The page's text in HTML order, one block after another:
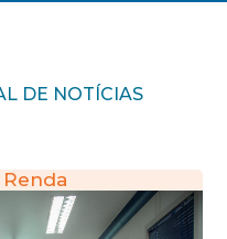
DE NOTÍCIAS